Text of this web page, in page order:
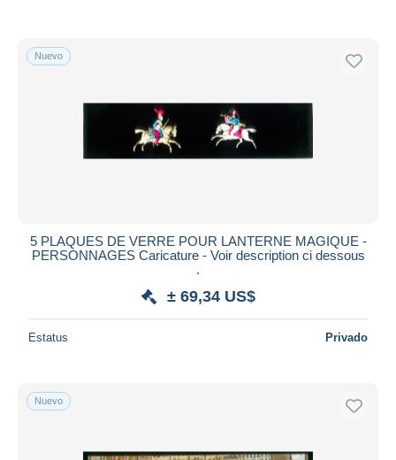
Nuevo
5 PLAQUES DE VERRE POUR LANTERNE MAGIQUE -
PERSONNAGES Caricature - Voir description ci dessous
.
± 69,34 US$
Estatus Privado
Nuevo